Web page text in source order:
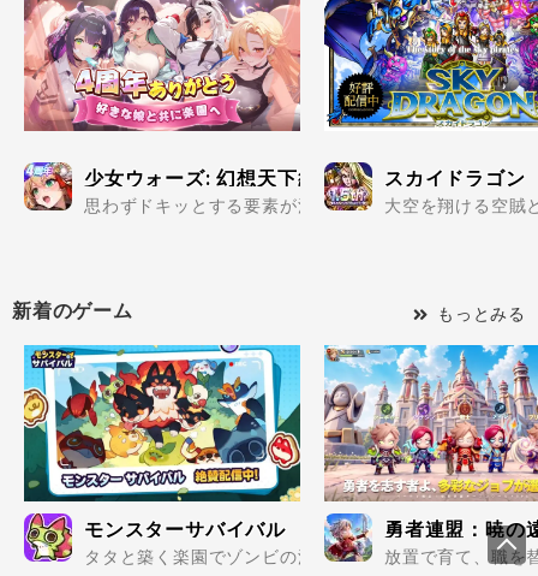
少女ウォーズ: 幻想天下統一戦
思わずドキッとする要素が満載の美少女だらけで楽し
スカイドラゴン
大空を翔ける空賊
新着のゲーム もっとみる
モンスターサバイバル
タタと築く楽園でゾンビの波を迎え撃て..
勇者連盟：暁の
放置で育て、職を